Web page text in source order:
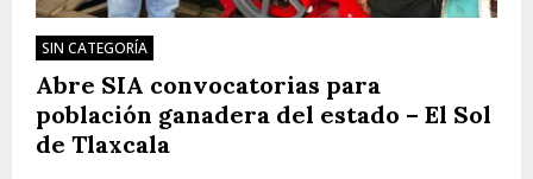
SIN CATEGORÍA
Abre SIA convocatorias para
población ganadera del estado – El Sol
de Tlaxcala